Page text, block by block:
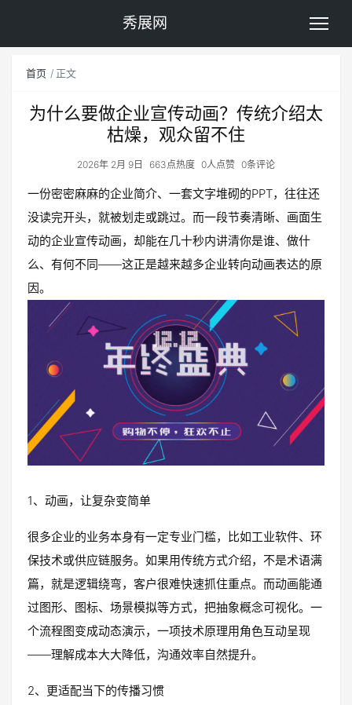
秀展网
首页 正文
为什么要做企业宣传动画？传统介绍太
枯燥，观众留不住
2026年 2月 9日 663点热度 0人点赞 0条评论
一份密密麻麻的企业简介、一套文字堆砌的PPT，往往还
没读完开头，就被划走或跳过。而一段节奏清晰、画面生
动的企业宣传动画，却能在几十秒内讲清你是谁、做什
么、有何不同——这正是越来越多企业转向动画表达的原
因。
1、动画，让复杂变简单
很多企业的业务本身有一定专业门槛，比如工业软件、环
保技术或供应链服务。如果用传统方式介绍，不是术语满
篇，就是逻辑绕弯，客户很难快速抓住重点。而动画能通
过图形、图标、场景模拟等方式，把抽象概念可视化。一
个流程图变成动态演示，一项技术原理用角色互动呈现
——理解成本大大降低，沟通效率自然提升。
2、更适配当下的传播习惯